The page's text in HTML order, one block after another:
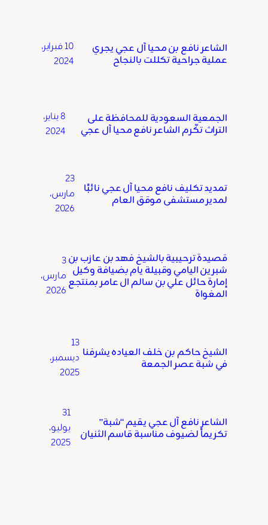
الشاعر نافع بن محيا آل عجي يجري
عملية جراحية تكللت بالنجاح
10 فبراير،
2024
الجمعية السعودية للمحافظة على
التراث تكّرم الشاعر نافع محيا آل عجي
8 يناير،
2024
تمديد تكليف نافع محيا آل عجي نائبًا
لمدير مستشفى موقق العام
23
مارس،
2026
قصيدة ترحيبية بالشيخ فهد بن عازب بن
شبرين اليامي وقبيلة يام بضيافة وكيل
إمارة حائل علي بن سالم ال عامر بمنتجع
المغواة
3
مارس،
2026
الشيخ حاكم بن خلف العياده يشرفنا
في شبة عصر الجمعة
13
ديسمبر،
2025
الشاعر نافع آل عجي يقيم “شبة”
تكريماً لضيوف مناسبة قاسم الثنيان
31
يوليو،
2025